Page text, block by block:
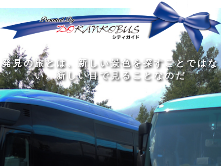
旅 の 程 に こそ価値があ る
発見の旅と は 新 し い景色を探す ことではな
い。 新 しい目 で見 る こ と なのだ
人間の幅を広 げる ものは3つある。人と会
い、 本 を読み 、旅 を す る ことだ
私は旅 をす るために旅をする
旅 の 程 に こそ価値があ る
どんなに洗 練 れ た 大人の中にも 、外に出た
くてし ょうがない小さな 子供がいる
旅をするの は 着 す るためではな く、旅をす
るた めで あ る
旅は 真 知 識 の大きな泉で ある